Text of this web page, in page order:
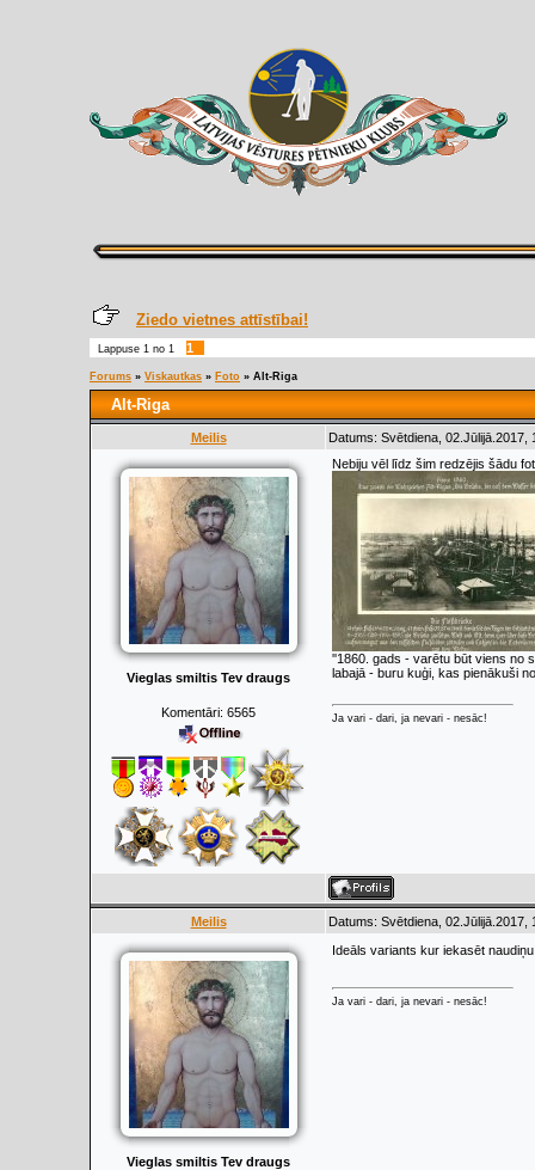
Ziedo vietnes attīstībai!
Lappuse 1 no 1 1
Forums » Viskautkas » Foto » Alt-Riga
Alt-Riga
Meilis Datums: Svētdiena,
Vieglas smiltis Tev draugs
Komentāri: 6565
Nebiju vēl līdz šim redzējis šādu
''1860. gads - varētu būt viens no
labajā - buru kuģi, kas pienākuši
Ja vari - dari, ja nevari - nesāc!
Meilis Datums: Svētdiena,
Vieglas smiltis Tev draugs
Ideāls variants kur iekasēt
Ja vari - dari, ja nevari - nesāc!